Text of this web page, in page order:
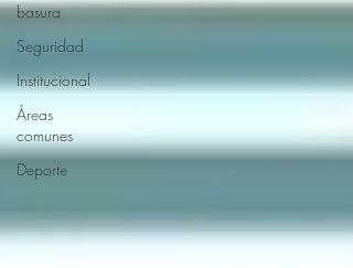
basura
Seguridad
Institucional
Áreas
comunes
Deporte